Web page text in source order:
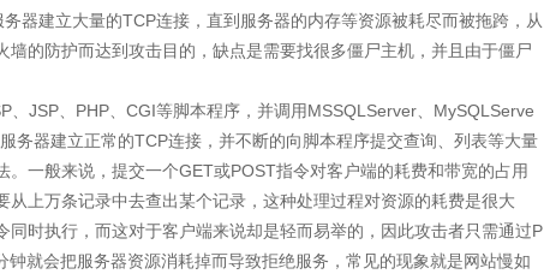
器建立大量的TCP连接，直到服务器的内存等资源被耗尽而被拖跨，从
的防护而达到攻击目的，缺点是需要找很多僵尸主机，并且由于僵尸
JSP、PHP、CGI等脚本程序，并调用MSSQLServer、MySQLServe
务器建立正常的TCP连接，并不断的向脚本程序提交查询、列表等大量
一般来说，提交一个GET或POST指令对客户端的耗费和带宽的占用
上万条记录中去查出某个记录，这种处理过程对资源的耗费是很大
时执行，而这对于客户端来说却是轻而易举的，因此攻击者只需通过P
就会把服务器资源消耗掉而导致拒绝服务，常见的现象就是网站慢如